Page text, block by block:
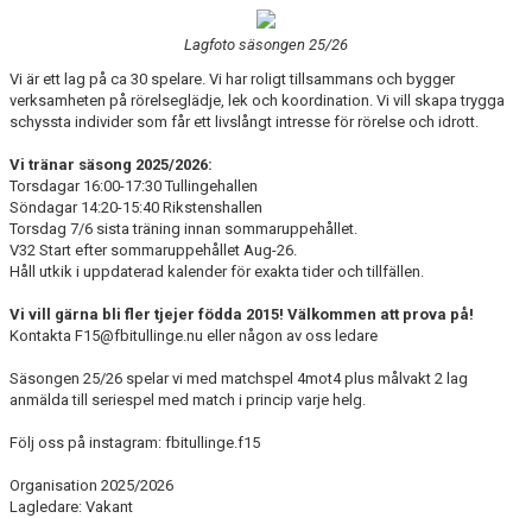
PROFILKLÄDER
HITTA HALLARNA
SERIER
VIDEOS
BILDGALLERI
BILDGALLERI
NYHETSARKIV
Lagfoto säsongen 25/26
Vi är ett lag på ca 30 spelare. Vi har roligt tillsammans och bygger
verksamheten på rörelseglädje, lek och koordination. Vi vill skapa trygga
schyssta individer som får ett livslångt intresse för rörelse och idrott.
Vi tränar säsong 2025/2026:
Torsdagar 16:00-17:30 Tullingehallen
Söndagar 14:20-15:40 Rikstenshallen
Torsdag 7/6 sista träning innan sommaruppehållet.
V32 Start efter sommaruppehållet Aug-26.
Håll utkik i uppdaterad kalender för exakta tider och tillfällen.
Vi vill gärna bli fler tjejer födda 2015! Välkommen att prova på!
Kontakta F15@fbitullinge.nu eller någon av oss ledare
Säsongen 25/26 spelar vi med matchspel 4mot4 plus målvakt 2 lag
anmälda till seriespel med match i princip varje helg.
Följ oss på instagram: fbitullinge.f15
Organisation 2025/2026
Lagledare: Vakant